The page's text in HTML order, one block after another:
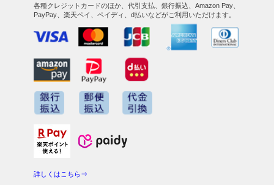
各種クレジットカードのほか、代引支払、銀行振込、Amazon Pay、
PayPay、楽天ペイ、ペイディ、d払いなどがご利用いただけます。
詳しくはこちら⇒